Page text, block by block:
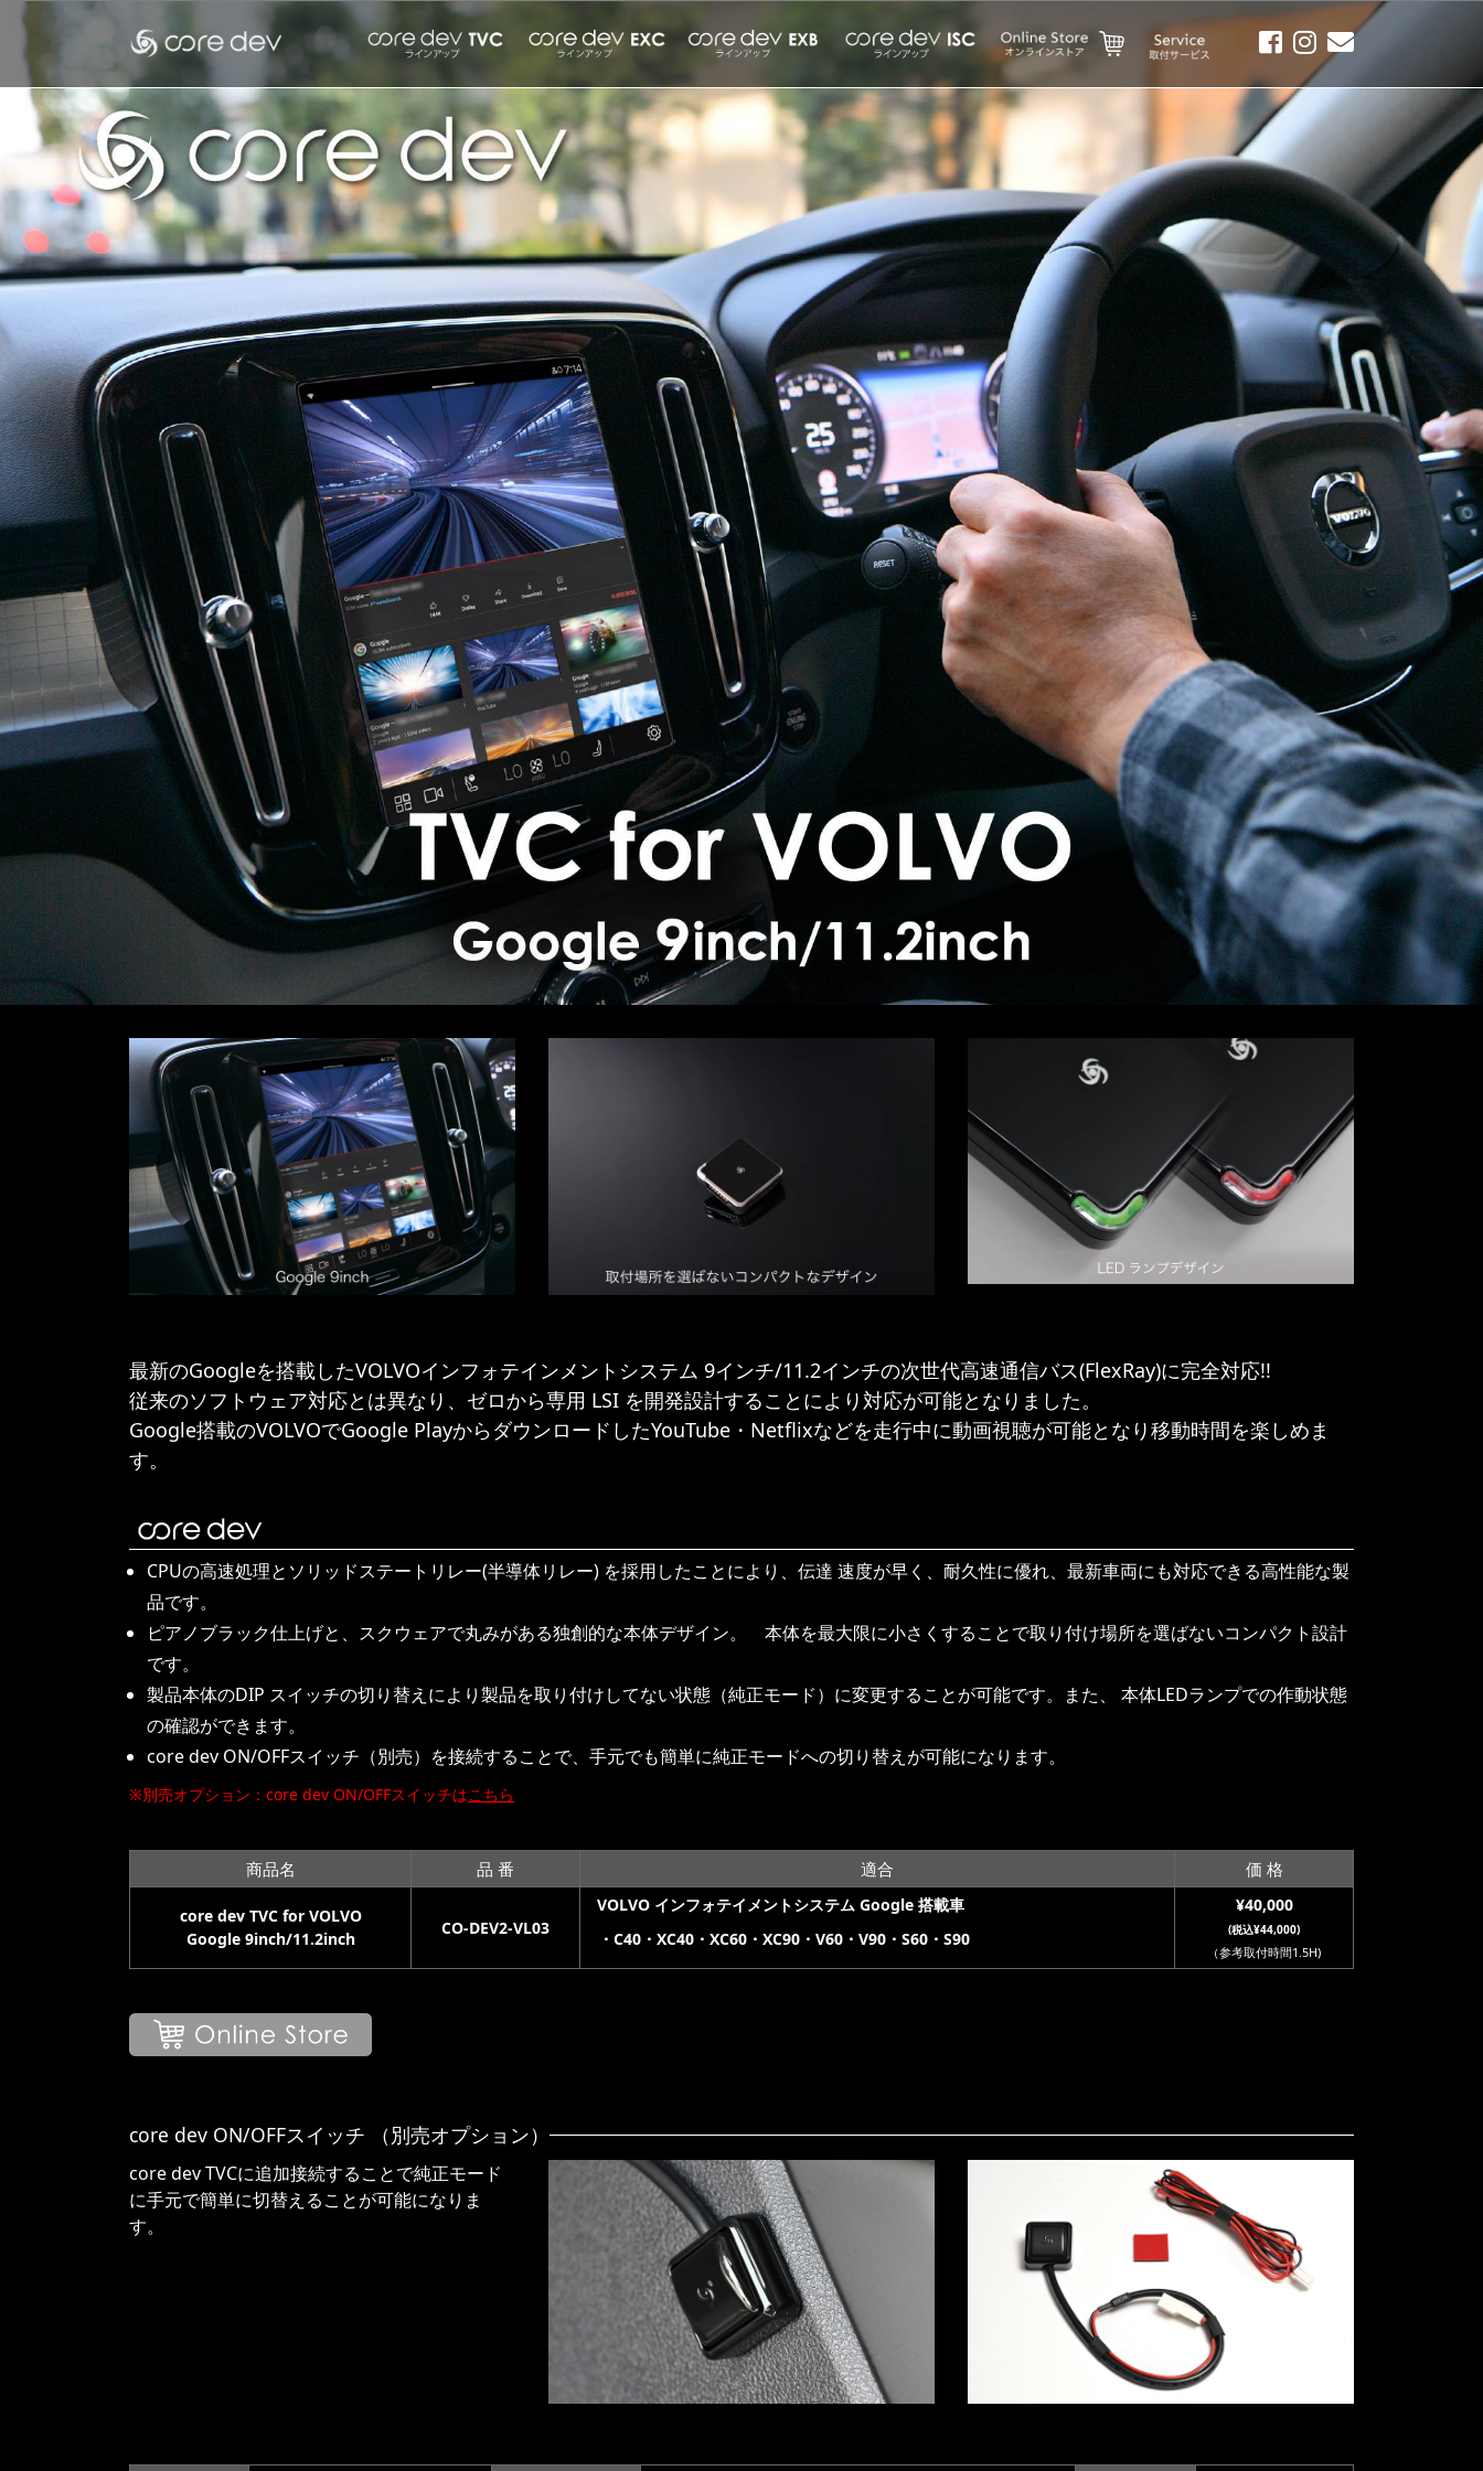
最新のGoogleを搭載したVOLVOインフォテインメントシステム 9インチ/11.2インチの次世代高速通信バス(FlexRay)に完全対応!!
従来のソフトウェア対応とは異なり、ゼロから専用 LSI を開発設計することにより対応が可能となりました。
Google搭載のVOLVOでGoogle PlayからダウンロードしたYouTube・Netflixなどを走行中に動画視聴が可能となり移動時間を楽しめま
す。
CPUの高速処理とソリッドステートリレー(半導体リレー) を採用したことにより、伝達 速度が早く、耐久性に優れ、最新車両にも対応できる高性能な製
品です。
ピアノブラック仕上げと、スクウェアで丸みがある独創的な本体デザイン。 本体を最大限に小さくすることで取り付け場所を選ばないコンパクト設計
です。
製品本体のDIP スイッチの切り替えにより製品を取り付けしてない状態（純正モード）に変更することが可能です。また、 本体LEDランプでの作動状態
の確認ができます。
core dev ON/OFFスイッチ（別売）を接続することで、手元でも簡単に純正モードへの切り替えが可能になります。
※別売オプション：core dev ON/OFFスイッチはこちら
商品名 品 番 適合 価 格
core dev TVC for VOLVO
Google 9inch/11.2inch
CO-DEV2-VL03
VOLVO インフォテイメントシステム Google 搭載車
・C40・XC40・XC60・XC90・V60・V90・S60・S90
¥40,000
(税込¥44,000)
（参考取付時間1.5H)
core dev ON/OFFスイッチ （別売オプション）
core dev TVCに追加接続することで純正モード
に手元で簡単に切替えることが可能になりま
す。